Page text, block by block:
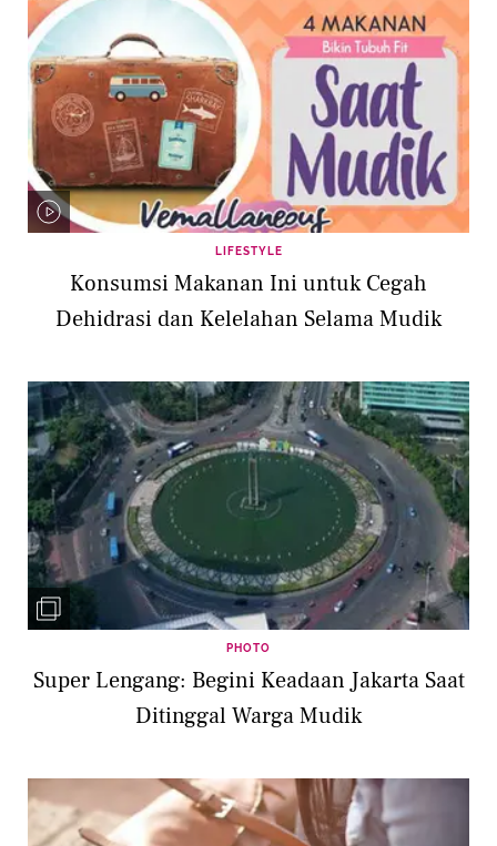
LIFESTYLE
Konsumsi Makanan Ini untuk Cegah
Dehidrasi dan Kelelahan Selama Mudik
PHOTO
Super Lengang: Begini Keadaan Jakarta Saat
Ditinggal Warga Mudik